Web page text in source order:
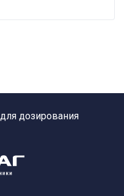
дозирования